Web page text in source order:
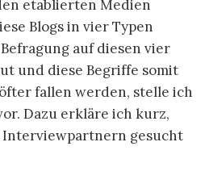
etablierten Medien
Blogs in vier Typen
auf diesen vier
und diese Begriffe somit
fallen werden, stelle ich
Dazu erkläre ich kurz,
Interviewpartnern gesucht